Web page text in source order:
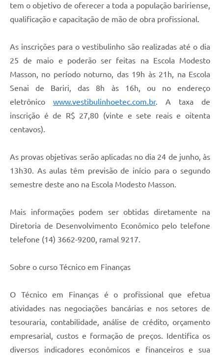
tem o objetivo de oferecer a toda a população baririense,
qualificação e capacitação de mão de obra profissional.
As inscrições para o vestibulinho são realizadas até o dia
25 de maio e poderão ser feitas na Escola Modesto
Masson, no período noturno, das 19h às 21h, na Escola
Senai de Bariri, das 8h às 16h, ou no endereço
eletrônico www.vestibulinhoetec.com.br. A taxa de
inscrição é de R$ 27,80 (vinte e sete reais e oitenta
centavos).
As provas objetivas serão aplicadas no dia 24 de junho, às
13h30. As aulas têm previsão de início para o segundo
semestre deste ano na Escola Modesto Masson.
Mais informações podem ser obtidas diretamente na
Diretoria de Desenvolvimento Econômico pelo telefone
telefone (14) 3662-9200, ramal 9217.
Sobre o curso Técnico em Finanças
O Técnico em Finanças é o profissional que efetua
atividades nas negociações bancárias e nos setores de
tesouraria, contabilidade, análise de crédito, orçamento
empresarial, custos e formação de preços. Identifica os
diversos indicadores econômicos e financeiros e sua